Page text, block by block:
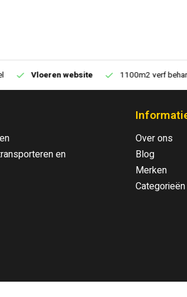
verf behang vloeren Gratis
en
Over ons
Blog
Merken
Categorieën